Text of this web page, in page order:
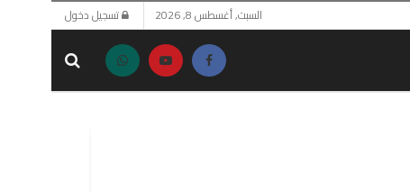
السبت, أغسطس 8, 2026 تسجيل دخول